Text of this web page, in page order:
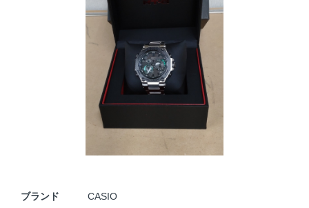
ブランド CASIO